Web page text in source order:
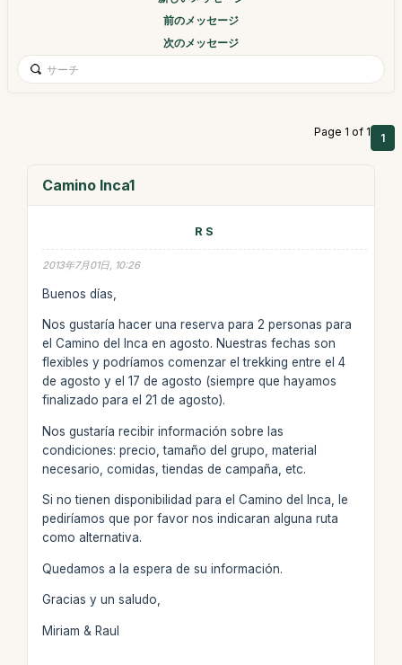
前のメッセージ
次のメッセージ
Page 1 of 1 1
Camino Inca1
R S
2013年7月01日, 10:26
Buenos días,
Nos gustaría hacer una reserva para 2 personas para
el Camino del Inca en agosto. Nuestras fechas son
flexibles y podríamos comenzar el trekking entre el 4
de agosto y el 17 de agosto (siempre que hayamos
finalizado para el 21 de agosto).
Nos gustaría recibir información sobre las
condiciones: precio, tamaño del grupo, material
necesario, comidas, tiendas de campaña, etc.
Si no tienen disponibilidad para el Camino del Inca, le
pediríamos que por favor nos indicaran alguna ruta
como alternativa.
Quedamos a la espera de su información.
Gracias y un saludo,
Miriam & Raul